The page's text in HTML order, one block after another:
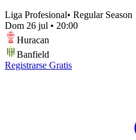
Liga Profesional• Regular Season
Dom 26 jul • 20:00
Huracan
Banfield
Registrarse Gratis